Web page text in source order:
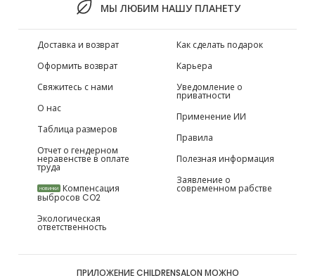
МЫ ЛЮБИМ НАШУ ПЛАНЕТУ
Доставка и возврат
Оформить возврат
Свяжитесь с нами
О нас
Таблица размеров
Отчет о гендерном
неравенстве в оплате
труда
НОВИНКИ Компенсация
выбросов CO2
Экологическая
ответственность
Как сделать подарок
Карьера
Уведомление о
приватности
Применение ИИ
Правила
Полезная информация
Заявление о
современном рабстве
ПРИЛОЖЕНИЕ CHILDRENSALON МОЖНО